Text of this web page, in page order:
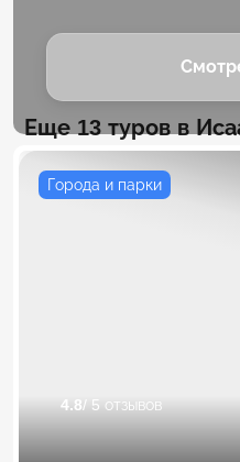
Еще 13 туров в
Города и парки
4.8/ 5 отзывов